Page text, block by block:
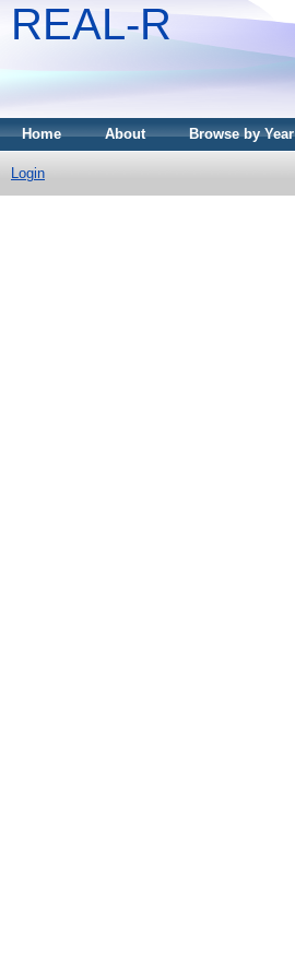
REAL-R
Home About Browse by Year
Login